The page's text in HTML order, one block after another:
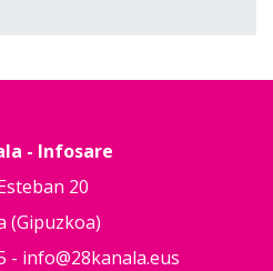
- Infosare
20
(Gipuzkoa)
- info@28kanala.eus